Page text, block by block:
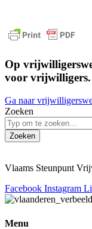
Op
voor vrijwilligers.
Ga naar
Zoeken
Zoeken
Vlaams Steunpunt
Facebook Instagram
Menu